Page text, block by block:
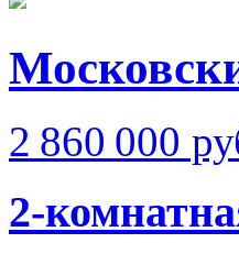
2 860 000
2-